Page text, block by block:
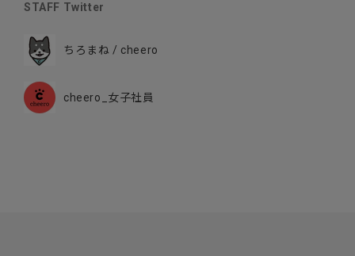
STAFF Twitter
ちろまね / cheero
cheero_女子社員